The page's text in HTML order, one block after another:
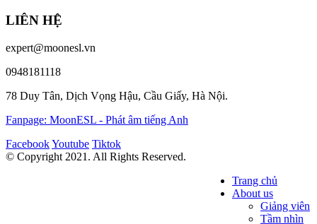
LIÊN HỆ
expert@moonesl.vn
0948181118
78 Duy Tân, Dịch Vọng Hậu, Cầu Giấy, Hà Nội.
Fanpage: MoonESL - Phát âm tiếng Anh
FacebookYoutube Tiktok
© Copyright 2021. All Rights Reserved.
Trang chủ
About us
Giảng viên
Tầm nhìn